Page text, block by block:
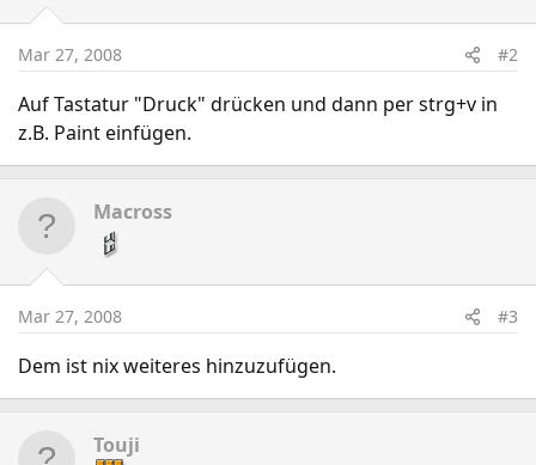
Mar 27, 2008 #2
Auf Tastatur "Druck" drücken und dann per strg+v in
z.B. Paint einfügen.
Macross
Mar 27, 2008 #3
Dem ist nix weiteres hinzuzufügen.
Touji